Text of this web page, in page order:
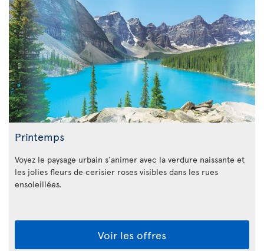
Printemps
Voyez le paysage urbain s'animer avec la verdure naissante et
les jolies fleurs de cerisier roses visibles dans les rues
ensoleillées.
Voir les offres